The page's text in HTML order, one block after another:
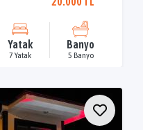
Yatak
7 Yatak
Banyo
5 Banyo